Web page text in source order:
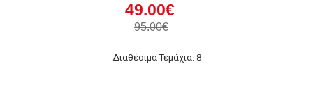
49.00€
95.00€
Διαθέσιμα Τεμάχια: 8